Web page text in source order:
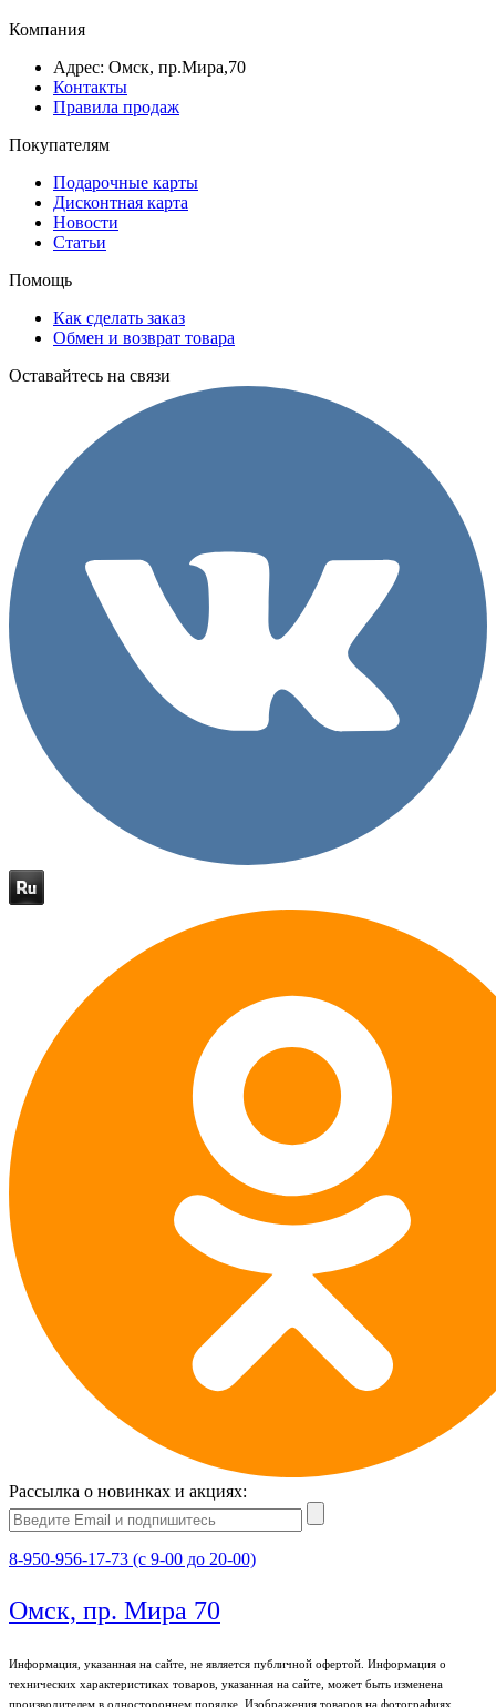
Компания
Адрес: Омск, пр.Мира,70
Контакты
Правила продаж
Покупателям
Подарочные карты
Дисконтная карта
Новости
Статьи
Помощь
Как сделать заказ
Обмен и возврат товара
Оставайтесь на связи
Рассылка о новинках и акциях:
8-950-956-17-73 (с 9-00 до 20-00)
Омск, пр. Мира 70
Информация, указанная на сайте, не является публичной офертой. Информация о
технических характеристиках товаров, указанная на сайте, может быть изменена
производителем в одностороннем порядке. Изображения товаров на фотографиях,